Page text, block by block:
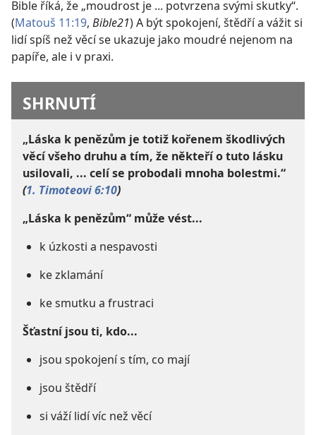
Bible říká, že „moudrost je ... potvrzena svými skutky“.
(Matouš 11:19, Bible21) A být spokojení, štědří a vážit si
lidí spíš než věcí se ukazuje jako moudré nejenom na
papíře, ale i v praxi.
SHRNUTÍ
„Láska k penězům je totiž kořenem škodlivých
věcí všeho druhu a tím, že někteří o tuto lásku
usilovali, ... celí se probodali mnoha bolestmi.“
(1. Timoteovi 6:10)
„Láska k penězům“ může vést...
k úzkosti a nespavosti
ke zklamání
ke smutku a frustraci
Šťastní jsou ti, kdo...
jsou spokojení s tím, co mají
jsou štědří
si váží lidí víc než věcí